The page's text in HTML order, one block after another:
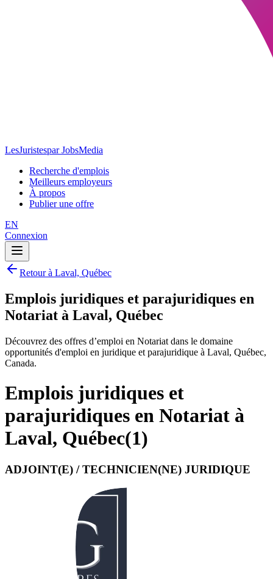
LesJuristespar JobsMedia
Recherche d'emplois
Meilleurs employeurs
À propos
Publier une offre
EN
Connexion
Retour à Laval, Québec
Emplois juridiques et parajuridiques en
Notariat à Laval, Québec
Découvrez des offres d’emploi en Notariat dans le domaine
opportunités d'emploi en juridique et parajuridique à Laval, Québec,
Canada.
Emplois juridiques et
parajuridiques en Notariat à
Laval, Québec(1)
ADJOINT(E) / TECHNICIEN(NE) JURIDIQUE